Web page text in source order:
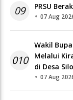
09 PRSU
07 Aug
010
Wakil
Melalui
di Desa
07 Aug